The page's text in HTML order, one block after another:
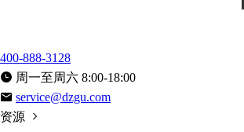
400-888-3128
周一至周六 8:00-18:00
service@dzgu.com
资源